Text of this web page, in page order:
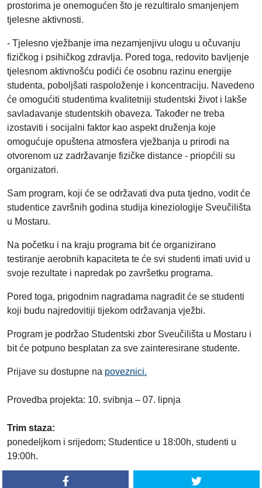
prostorima je onemogućen što je rezultiralo smanjenjem
tjelesne aktivnosti.
- Tjelesno vježbanje ima nezamjenjivu ulogu u očuvanju
fizičkog i psihičkog zdravlja. Pored toga, redovito bavljenje
tjelesnom aktivnošću podići će osobnu razinu energije
studenta, poboljšati raspoloženje i koncentraciju. Navedeno
će omogućiti studentima kvalitetniji studentski život i lakše
savladavanje studentskih obaveza. Također ne treba
izostaviti i socijalni faktor kao aspekt druženja koje
omogućuje opuštena atmosfera vježbanja u prirodi na
otvorenom uz zadržavanje fizičke distance - priopćili su
organizatori.
Sam program, koji će se održavati dva puta tjedno, vodit će
studentice završnih godina studija kineziologije Sveučilišta
u Mostaru.
Na početku i na kraju programa bit će organizirano
testiranje aerobnih kapaciteta te će svi studenti imati uvid u
svoje rezultate i napredak po završetku programa.
Pored toga, prigodnim nagradama nagradit će se studenti
koji budu najredovitiji tijekom održavanja vježbi.
Program je podržao Studentski zbor Sveučilišta u Mostaru i
bit će potpuno besplatan za sve zainteresirane studente.
Prijave su dostupne na poveznici.
Provedba projekta: 10. svibnja – 07. lipnja
Trim staza:
ponedeljkom i srijedom; Studentice u 18:00h, studenti u
19:00h.